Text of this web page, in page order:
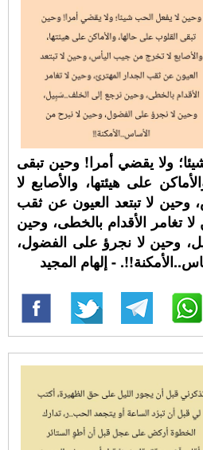
ولا يقضي أمرا! وحين تبقى
على هيئتها، والأصابع لا
لا تبتعد العيون عن ثقب
لا تغامر الأقدام بالخطى، وحين
وحين لا نجرؤ على الفضول،
- إلهام المجيد